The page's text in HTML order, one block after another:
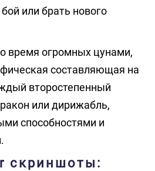
или брать нового
время огромных цунами,
составляющая на
второстепенный
или дирижабль,
способностями и
скриншоты: